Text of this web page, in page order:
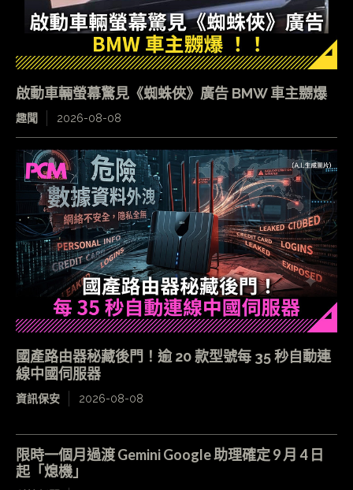
啟動車輛螢幕驚見《蜘蛛俠》廣告 BMW 車主嬲爆
趣聞 2026-08-08
國產路由器秘藏後門！逾 20 款型號每 35 秒自動連
線中國伺服器
資訊保安 2026-08-08
限時一個月過渡 Gemini Google 助理確定 9 月 4 日
起「熄機」